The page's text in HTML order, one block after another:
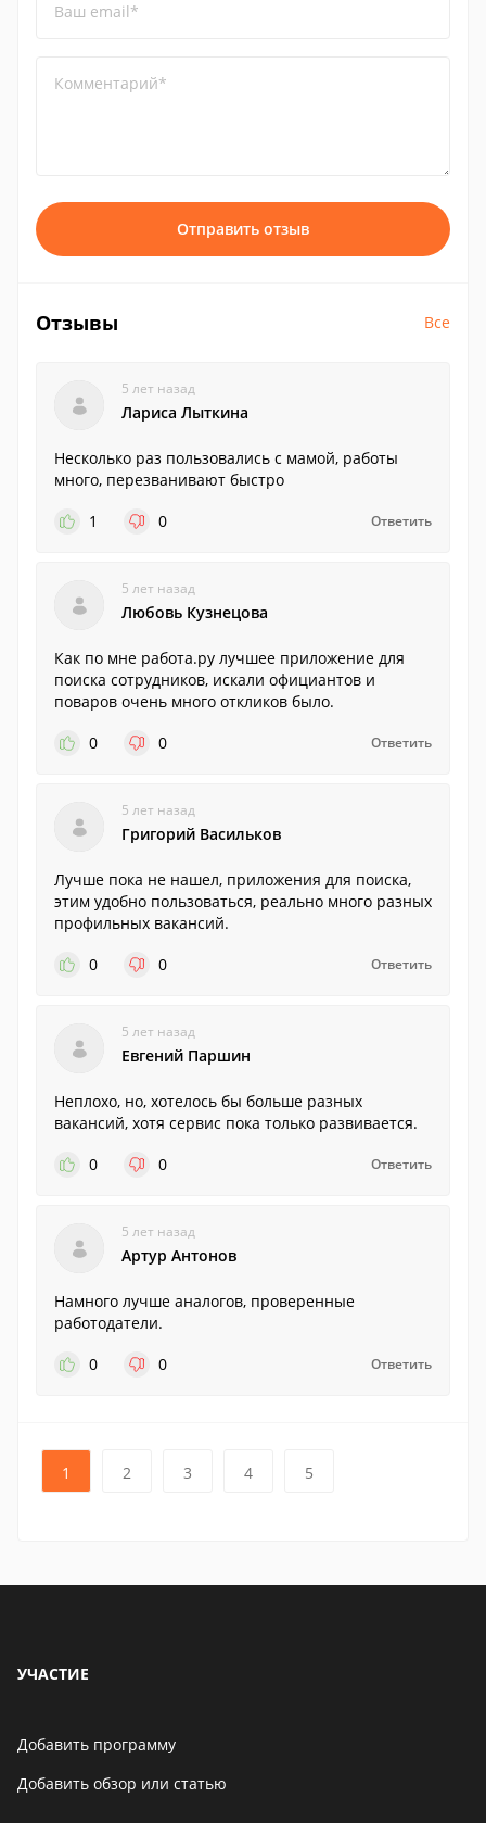
Ваш email*
Комментарий*
Отправить отзыв
Отзывы Все
5 лет назад
Лариса Лыткина
Несколько раз пользовались с мамой, работы
много, перезванивают быстро
1
0 Ответить
5 лет назад
Любовь Кузнецова
Как по мне работа.ру лучшее приложение для
поиска сотрудников, искали официантов и
поваров очень много откликов было.
0
0 Ответить
5 лет назад
Григорий Васильков
Лучше пока не нашел, приложения для поиска,
этим удобно пользоваться, реально много разных
профильных вакансий.
0
0 Ответить
5 лет назад
Евгений Паршин
Неплохо, но, хотелось бы больше разных
вакансий, хотя сервис пока только развивается.
0
0 Ответить
5 лет назад
Артур Антонов
Намного лучше аналогов, проверенные
работодатели.
0
0 Ответить
1 2 3 4 5
УЧАСТИЕ
Добавить программу
Добавить обзор или статью